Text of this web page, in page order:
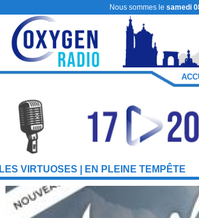
Nous sommes le samedi
LES VIRTUOSES | EN PLEINE TEMPÊTE